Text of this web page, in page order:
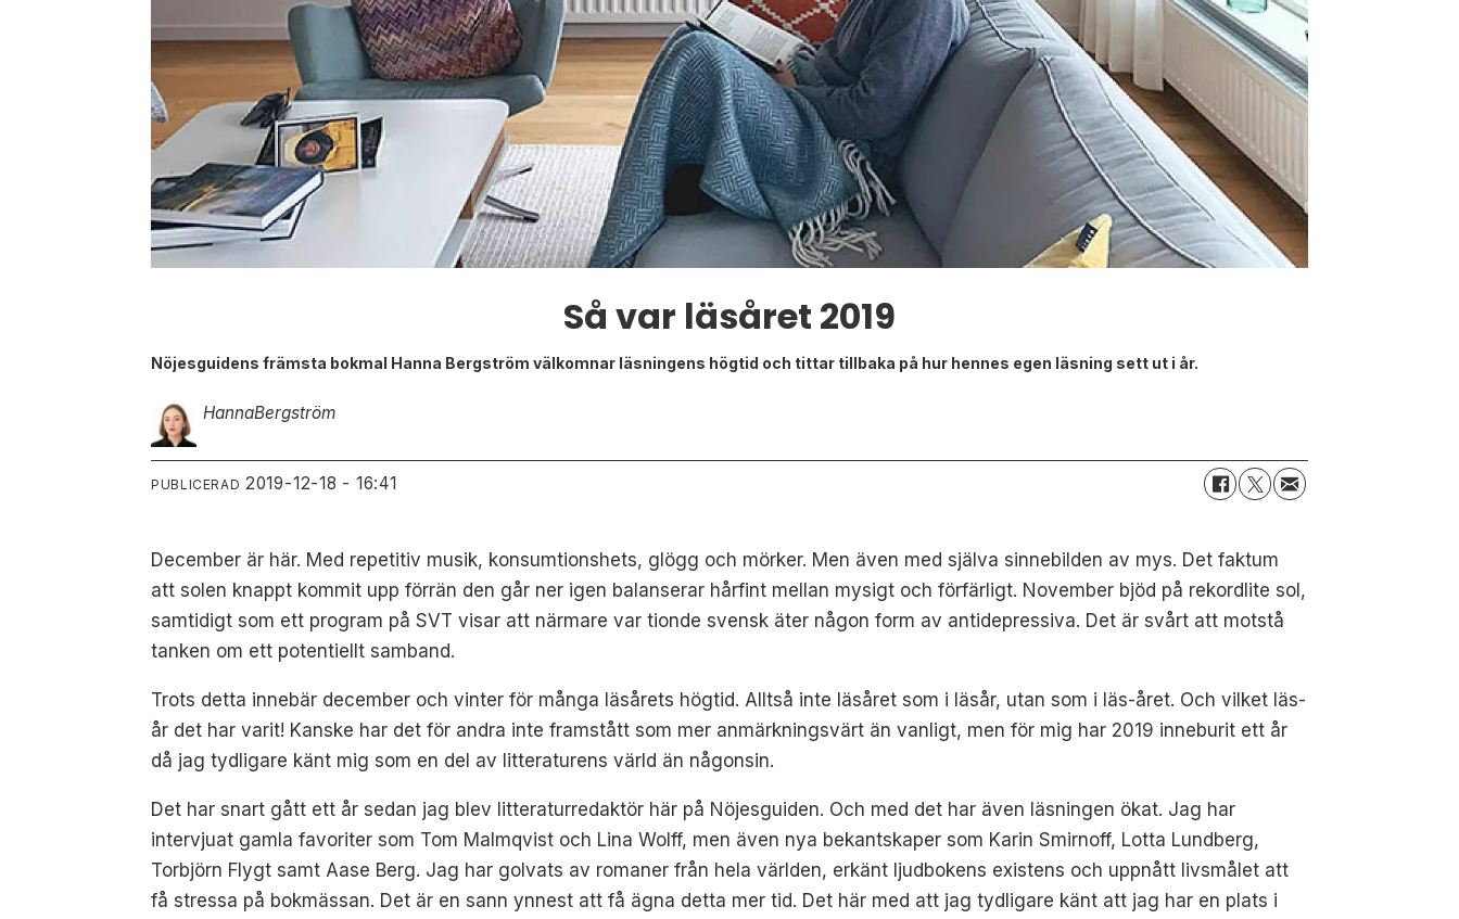
Så var läsåret 2019
Nöjesguidens främsta bokmal Hanna Bergström välkomnar läsningens högtid och tittar tillbaka på hur hennes egen läsning sett ut i år.
HannaBergström
PUBLICERAD 2019-12-18 - 16:41
December är här. Med repetitiv musik, konsumtionshets, glögg och mörker. Men även med själva sinnebilden av mys. Det faktum
att solen knappt kommit upp förrän den går ner igen balanserar hårfint mellan mysigt och förfärligt. November bjöd på rekordlite sol,
samtidigt som ett program på SVT visar att närmare var tionde svensk äter någon form av antidepressiva. Det är svårt att motstå
tanken om ett potentiellt samband.
Trots detta innebär december och vinter för många läsårets högtid. Alltså inte läsåret som i läsår, utan som i läs-året. Och vilket läs-
år det har varit! Kanske har det för andra inte framstått som mer anmärkningsvärt än vanligt, men för mig har 2019 inneburit ett år
då jag tydligare känt mig som en del av litteraturens värld än någonsin.
Det har snart gått ett år sedan jag blev litteraturredaktör här på Nöjesguiden. Och med det har även läsningen ökat. Jag har
intervjuat gamla favoriter som Tom Malmqvist och Lina Wolff, men även nya bekantskaper som Karin Smirnoff, Lotta Lundberg,
Torbjörn Flygt samt Aase Berg. Jag har golvats av romaner från hela världen, erkänt ljudbokens existens och uppnått livsmålet att
få stressa på bokmässan. Det är en sann ynnest att få ägna detta mer tid. Det här med att jag tydligare känt att jag har en plats i